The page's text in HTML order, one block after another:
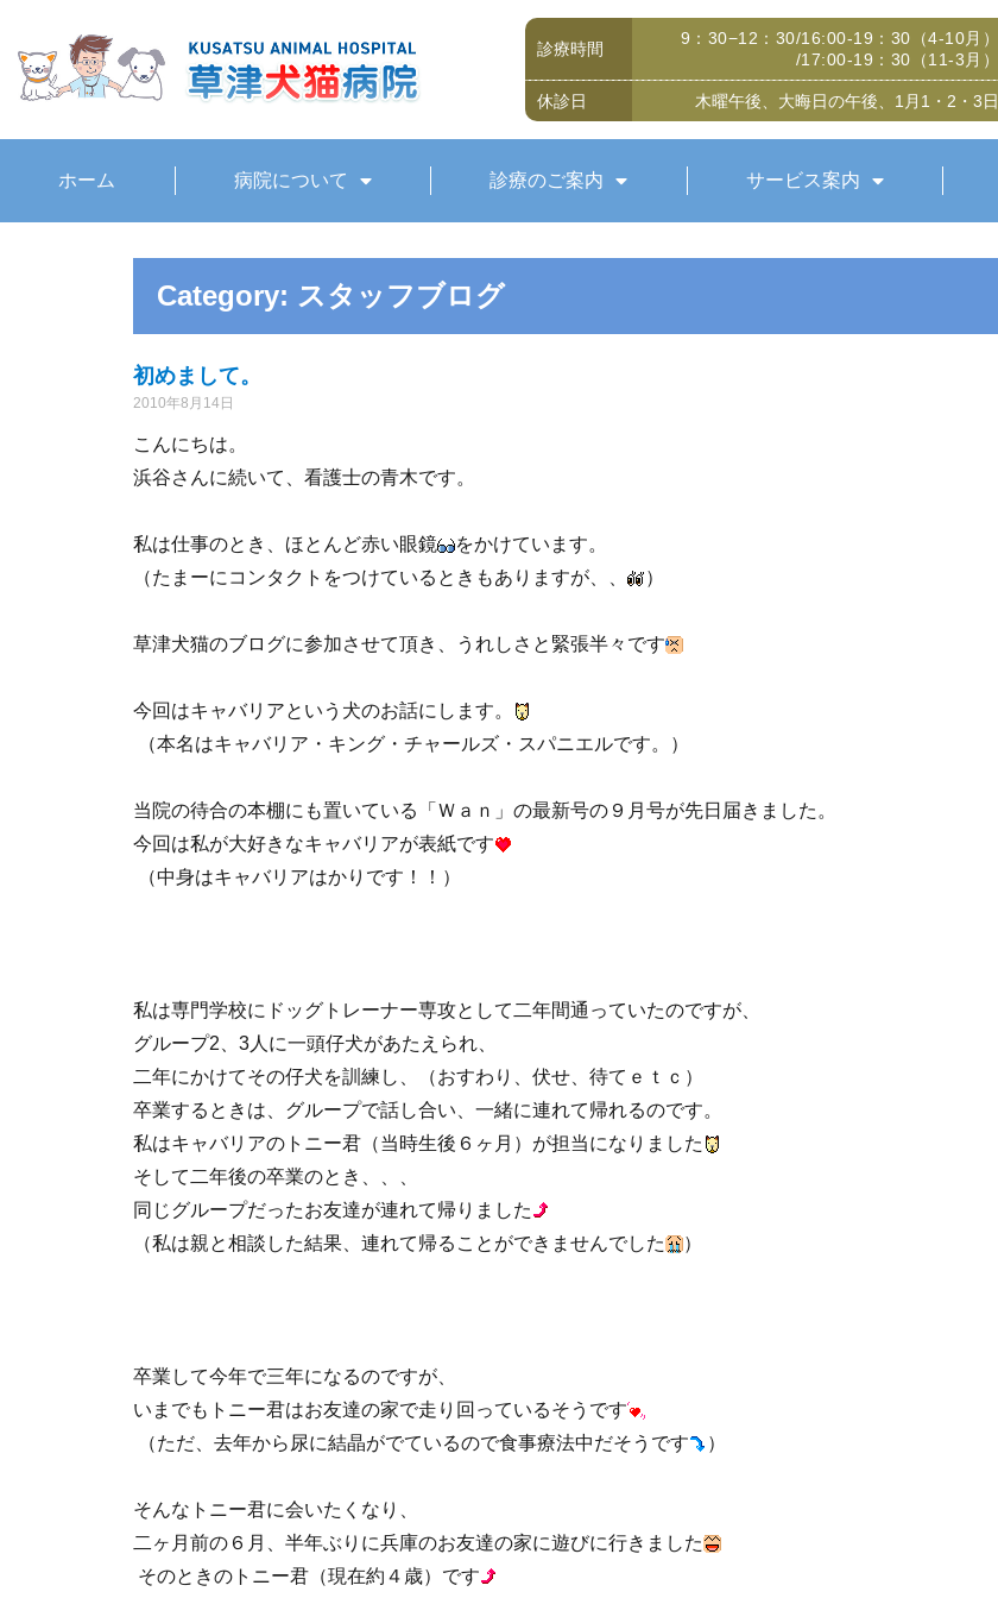
診療時間
9：30−12：30/16:00-19：30（4-10月）
/17:00-19：30（11-3月）
休診日 木曜午後、大晦日の午後、1月1・2・3日
ホーム 病院について 診療のご案内 サービス案内
Category: スタッフブログ
初めまして。
2010年8月14日
こんにちは。
浜谷さんに続いて、看護士の青木です。
私は仕事のとき、ほとんど赤い眼鏡
をかけています。
（たまーにコンタクトをつけているときもありますが、、
）
草津犬猫のブログに参加させて頂き、うれしさと緊張半々です
今回はキャバリアという犬のお話にします。
（本名はキャバリア・キング・チャールズ・スパニエルです。）
当院の待合の本棚にも置いている「Ｗａｎ」の最新号の９月号が先日届きました。
今回は私が大好きなキャバリアが表紙です
（中身はキャバリアはかりです！！）
私は専門学校にドッグトレーナー専攻として二年間通っていたのですが、
グループ2、3人に一頭仔犬があたえられ、
二年にかけてその仔犬を訓練し、（おすわり、伏せ、待てｅｔｃ）
卒業するときは、グループで話し合い、一緒に連れて帰れるのです。
私はキャバリアのトニー君（当時生後６ヶ月）が担当になりました
そして二年後の卒業のとき、、、
同じグループだったお友達が連れて帰りました
（私は親と相談した結果、連れて帰ることができませんでした
）
卒業して今年で三年になるのですが、
いまでもトニー君はお友達の家で走り回っているそうです
（ただ、去年から尿に結晶がでているので食事療法中だそうです
）
そんなトニー君に会いたくなり、
二ヶ月前の６月、半年ぶりに兵庫のお友達の家に遊びに行きました
そのときのトニー君（現在約４歳）です